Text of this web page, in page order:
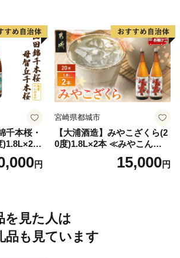
千本桜・
)1.8L×2本
便≫_AC
円
宮崎県都城市
【大浦酒造】みやこざくら(2
0度)1.8L×2本 ≪みやこんじょ
特急便≫_MJ-077115,000円
を見た人は
品も見ています